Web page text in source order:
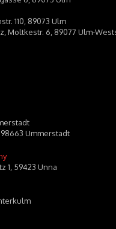
110, 89073 Ulm
Moltkestr. 6, 89077 Ulm-
98663 Ummerstadt
1, 59423 Unna